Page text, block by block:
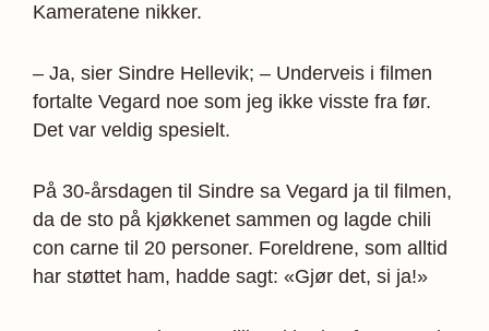
Kameratene nikker.
– Ja, sier Sindre Hellevik; – Underveis i filmen
fortalte Vegard noe som jeg ikke visste fra før.
Det var veldig spesielt.
På 30-årsdagen til Sindre sa Vegard ja til filmen,
da de sto på kjøkkenet sammen og lagde chili
con carne til 20 personer. Foreldrene, som alltid
har støttet ham, hadde sagt: «Gjør det, si ja!»